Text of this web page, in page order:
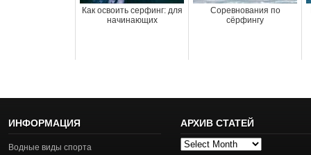
Как освоить серфинг: для
начинающих
Соревнования по
сёрфингу
ИНФОРМАЦИЯ
Водные виды спорта
АРХИВ СТАТЕЙ
Архив